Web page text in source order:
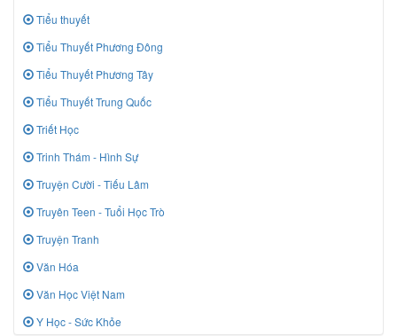
Tiểu thuyết
Tiểu Thuyết Phương Đông
Tiểu Thuyết Phương Tây
Tiểu Thuyết Trung Quốc
Triết Học
Trinh Thám - Hình Sự
Truyện Cười - Tiếu Lâm
Truyên Teen - Tuổi Học Trò
Truyện Tranh
Văn Hóa
Văn Học Việt Nam
Y Học - Sức Khỏe